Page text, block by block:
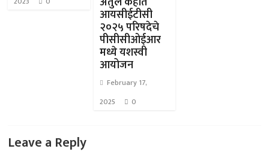
आयसीईटीसी
२०२५ परिषदेचे
पीसीसीओईआर
मध्ये यशस्वी
आयोजन
February 17,
2025
0
Leave a Reply